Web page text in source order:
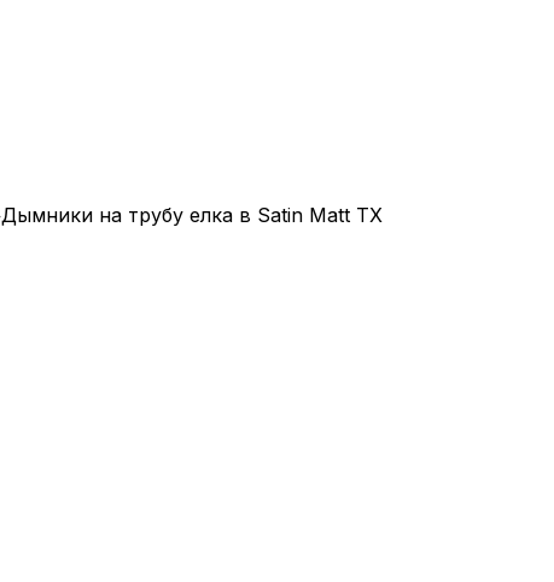
Дымники на трубу елка в Satin Matt TX